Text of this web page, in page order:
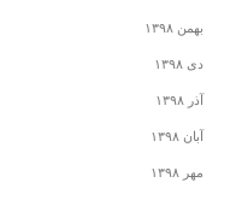
بهمن ۱۳۹۸
دی ۱۳۹۸
آذر ۱۳۹۸
آبان ۱۳۹۸
مهر ۱۳۹۸